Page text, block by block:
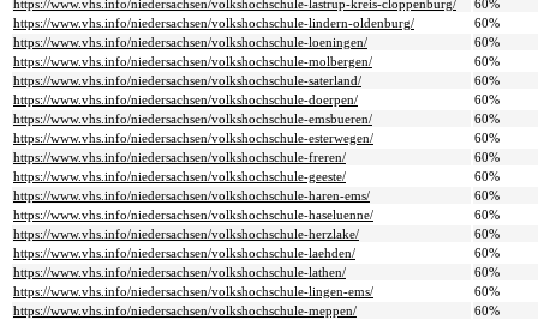
https://www.vhs.info/niedersachsen/volkshochschule-lastrup-kreis-cloppenburg/
60%
https://www.vhs.info/niedersachsen/volkshochschule-lindern-oldenburg/
60%
https://www.vhs.info/niedersachsen/volkshochschule-loeningen/
60%
https://www.vhs.info/niedersachsen/volkshochschule-molbergen/
60%
https://www.vhs.info/niedersachsen/volkshochschule-saterland/
60%
https://www.vhs.info/niedersachsen/volkshochschule-doerpen/
60%
https://www.vhs.info/niedersachsen/volkshochschule-emsbueren/
60%
https://www.vhs.info/niedersachsen/volkshochschule-esterwegen/
60%
https://www.vhs.info/niedersachsen/volkshochschule-freren/
60%
https://www.vhs.info/niedersachsen/volkshochschule-geeste/
60%
https://www.vhs.info/niedersachsen/volkshochschule-haren-ems/
60%
https://www.vhs.info/niedersachsen/volkshochschule-haseluenne/
60%
https://www.vhs.info/niedersachsen/volkshochschule-herzlake/
60%
https://www.vhs.info/niedersachsen/volkshochschule-laehden/
60%
https://www.vhs.info/niedersachsen/volkshochschule-lathen/
60%
https://www.vhs.info/niedersachsen/volkshochschule-lingen-ems/
60%
https://www.vhs.info/niedersachsen/volkshochschule-meppen/
60%